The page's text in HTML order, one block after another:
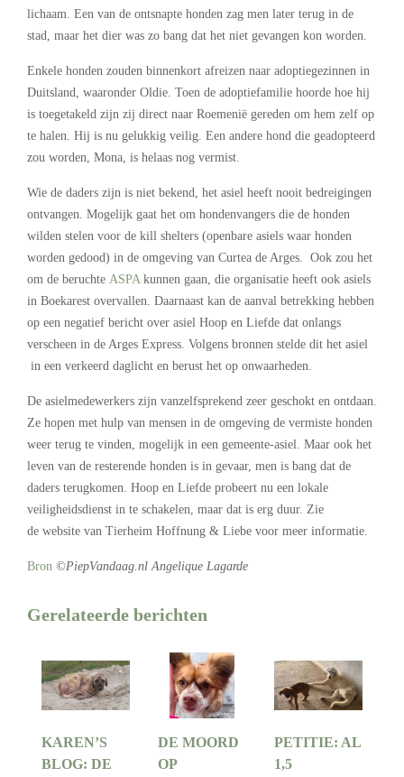
lichaam. Een van de ontsnapte honden zag men later terug in de
stad, maar het dier was zo bang dat het niet gevangen kon worden.
Enkele honden zouden binnenkort afreizen naar adoptiegezinnen in
Duitsland, waaronder Oldie. Toen de adoptiefamilie hoorde hoe hij
is toegetakeld zijn zij direct naar Roemenië gereden om hem zelf op
te halen. Hij is nu gelukkig veilig. Een andere hond die geadopteerd
zou worden, Mona, is helaas nog vermist.
Wie de daders zijn is niet bekend, het asiel heeft nooit bedreigingen
ontvangen. Mogelijk gaat het om hondenvangers die de honden
wilden stelen voor de kill shelters (openbare asiels waar honden
worden gedood) in de omgeving van Curtea de Arges. Ook zou het
om de beruchte ASPA kunnen gaan, die organisatie heeft ook asiels
in Boekarest overvallen. Daarnaast kan de aanval betrekking hebben
op een negatief bericht over asiel Hoop en Liefde dat onlangs
verscheen in de Arges Express. Volgens bronnen stelde dit het asiel
in een verkeerd daglicht en berust het op onwaarheden.
De asielmedewerkers zijn vanzelfsprekend zeer geschokt en ontdaan.
Ze hopen met hulp van mensen in de omgeving de vermiste honden
weer terug te vinden, mogelijk in een gemeente-asiel. Maar ook het
leven van de resterende honden is in gevaar, men is bang dat de
daders terugkomen. Hoop en Liefde probeert nu een lokale
veiligheidsdienst in te schakelen, maar dat is erg duur. Zie
de website van Tierheim Hoffnung & Liebe voor meer informatie.
Bron ©PiepVandaag.nl Angelique Lagarde
Gerelateerde berichten
KAREN’S
BLOG: DE
DE MOORD
OP
PETITIE: AL
1,5